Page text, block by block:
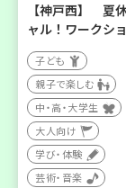
【神戸西】 夏
ャル！ワークシ
子ども
親子で楽しむ
中・高・大学生
大人向け
学び・体験
芸術・音楽